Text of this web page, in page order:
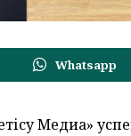
Whatsapp
Медиа»